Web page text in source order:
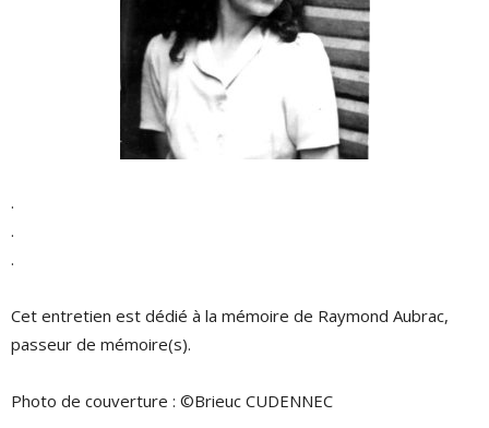
.
.
.
Cet entretien est dédié à la mémoire de Raymond Aubrac,
passeur de mémoire(s).
Photo de couverture : ©Brieuc CUDENNEC